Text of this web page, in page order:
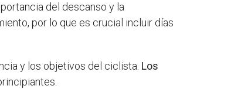
del descanso y la
por lo que es crucial incluir días
y los objetivos del ciclista. Los